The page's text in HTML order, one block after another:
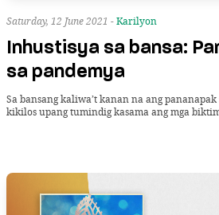
Saturday, 12 June 2021 -Karilyon
Inhustisya sa bansa:
sa pandemya
Sa bansang kaliwa’t kanan na ang
kikilos upang tumindig kasama ang mga